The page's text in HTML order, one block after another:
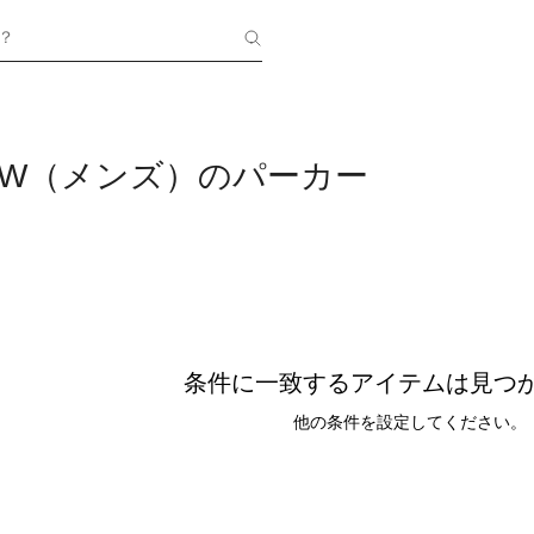
（メンズ）のパーカー
条件に一致するアイテムは見つ
他の条件を設定してください。